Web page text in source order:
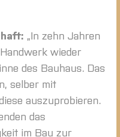
„In zehn Jahren
wieder
des Bauhaus. Das
selber mit
auszuprobieren.
das
im Bau zur